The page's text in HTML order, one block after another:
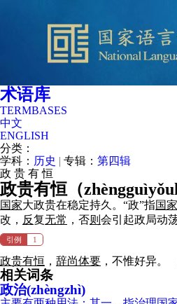
术语库
TERMBASES
中文
ENGLISH
分类：
学科： 历史 | 专辑： 第四辑
政 贵 有恒
政贵有恒（
国家大政贵在稳定持久。“政”指国家
改， 反复无常 ，否则 会引起政局动
引例 1
政贵有恒 ， 辞尚体要 ，不惟好异。
相关词条
政治(zhèngzhì)